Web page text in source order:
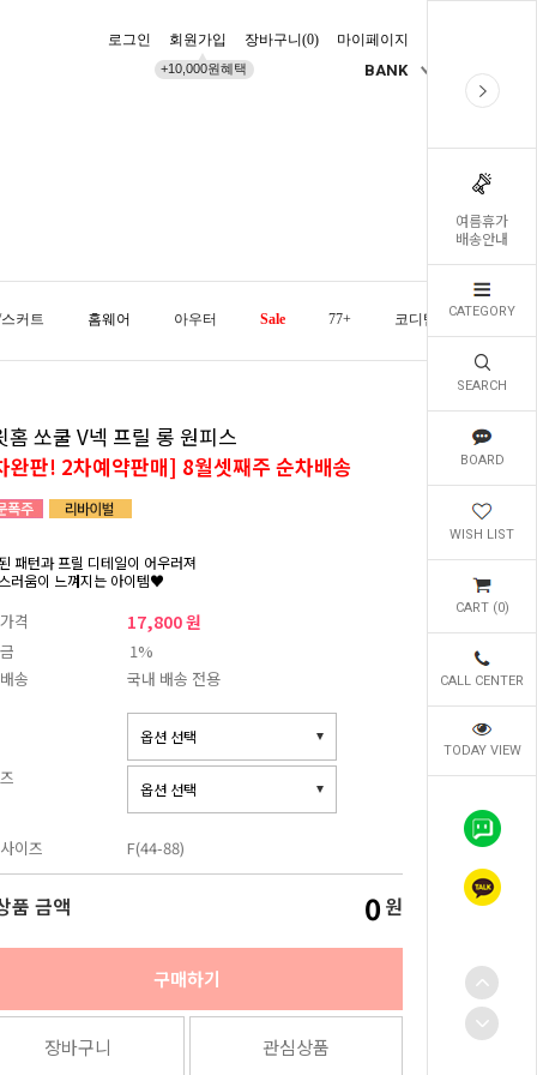
여름휴가
배송안내
CATEGORY
SEARCH
BOARD
WISH LIST
CART (0)
CALL CENTER
TODAY VIEW
로그인 회원가입
+10,000원혜택
장바구니(0) 마이페이지
BANK
커트 홈웨어 아우터 Sale 77+ 코디템 오늘발송
홈 쏘쿨 V넥 프릴 롱 원피스
완판! 2차예약판매] 8월셋째주 순차배송
패턴과 프릴 디테일이 어우러져
러움이 느껴지는 아이템♥
격 17,800 원
1%
송
국내 배송 전용
이즈 F(44-88)
품 금액 0 원
구매하기
장바구니 관심상품